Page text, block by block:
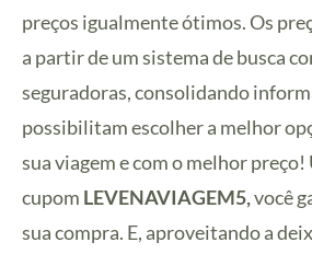
preços igualmente ótimos. Os
a partir de um sistema de busca
seguradoras, consolidando
possibilitam escolher a melhor
sua viagem e com o melhor preço!
cupom LEVENAVIAGEM5,você
sua compra. E, aproveitando a